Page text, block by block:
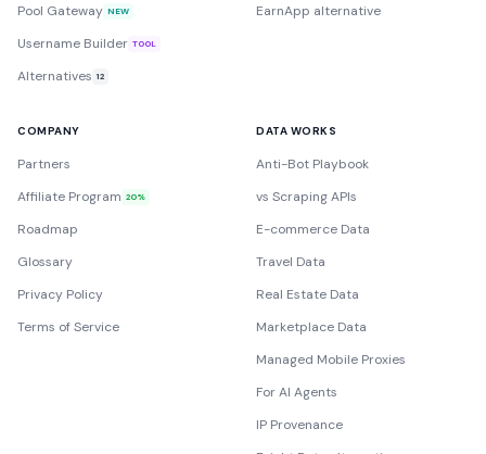
Pool Gateway NEW
Username Builder TOOL
Alternatives 12
EarnApp alternative
COMPANY
Partners
Affiliate Program 20%
Roadmap
Glossary
Privacy Policy
Terms of Service
DATA WORKS
Anti-Bot Playbook
vs Scraping APIs
E-commerce Data
Travel Data
Real Estate Data
Marketplace Data
Managed Mobile Proxies
For AI Agents
IP Provenance